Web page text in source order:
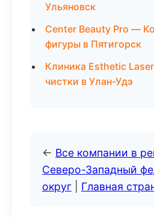
Ульяновск
Center Beauty Pro —
фигуры в Пятигорск
Клиника Esthetic
чистки в Улан-Удэ
← Все компании в
Северо-Западный
округ
Главная